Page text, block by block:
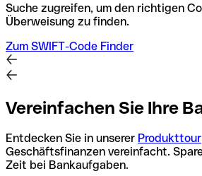
Suche zugreifen, um den richtigen
Überweisung zu finden.
Zum SWIFT-Code Finder
Vereinfachen Sie Ihre
Entdecken Sie in unserer Produkttour
Geschäftsfinanzen vereinfacht.
Zeit bei Bankaufgaben.